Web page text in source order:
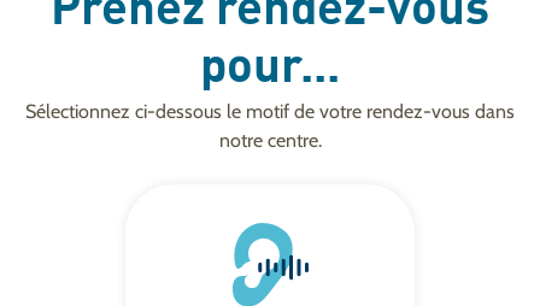
Prenez rendez-vous
pour...
Sélectionnez ci-dessous le motif de votre rendez-vous dans
notre centre.